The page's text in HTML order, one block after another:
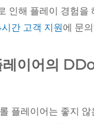
인해 플레이 경험을
간 고객 지원에 문
이어의
플레이어는 좋지 않